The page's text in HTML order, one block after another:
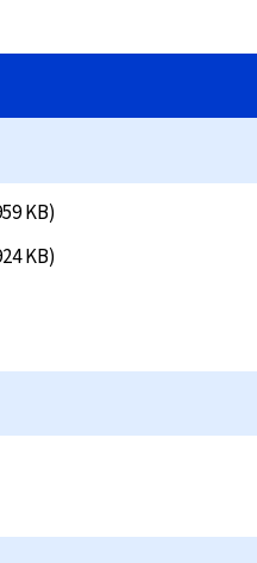
KB)
KB)